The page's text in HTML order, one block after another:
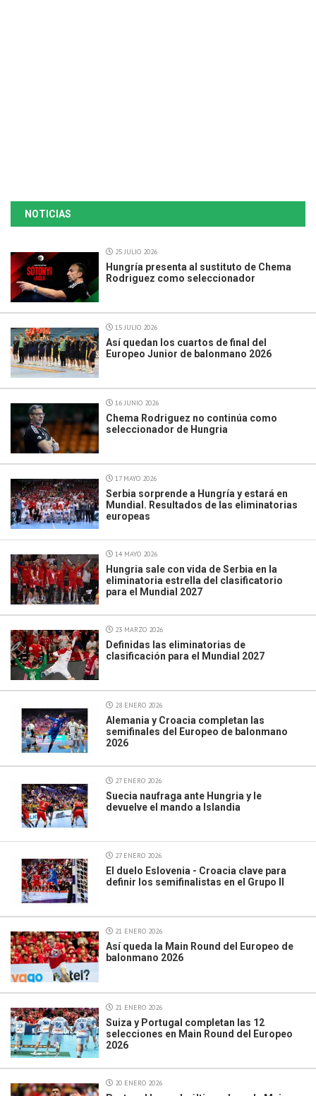
NOTICIAS
25 JULIO 2026
Hungría presenta al sustituto de Chema
Rodriguez como seleccionador
15 JULIO 2026
Así quedan los cuartos de final del
Europeo Junior de balonmano 2026
16 JUNIO 2026
Chema Rodriguez no continúa como
seleccionador de Hungria
17 MAYO 2026
Serbia sorprende a Hungría y estará en
Mundial. Resultados de las eliminatorias
europeas
14 MAYO 2026
Hungria sale con vida de Serbia en la
eliminatoria estrella del clasificatorio
para el Mundial 2027
23 MARZO 2026
Definidas las eliminatorias de
clasificación para el Mundial 2027
28 ENERO 2026
Alemania y Croacia completan las
semifinales del Europeo de balonmano
2026
27 ENERO 2026
Suecia naufraga ante Hungria y le
devuelve el mando a Islandia
27 ENERO 2026
El duelo Eslovenia - Croacia clave para
definir los semifinalistas en el Grupo II
21 ENERO 2026
Así queda la Main Round del Europeo de
balonmano 2026
21 ENERO 2026
Suiza y Portugal completan las 12
selecciones en Main Round del Europeo
2026
20 ENERO 2026